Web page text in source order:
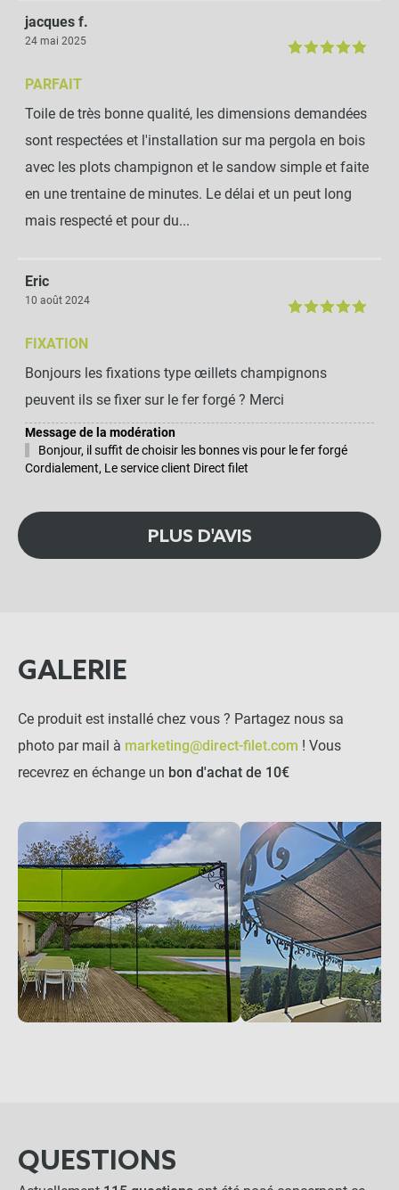
jacques f.
24 mai 2025
PARFAIT
Toile de très bonne qualité, les dimensions demandées
sont respectées et l'installation sur ma pergola en bois
avec les plots champignon et le sandow simple et faite
en une trentaine de minutes. Le délai et un peut long
mais respecté et pour du...
Eric
10 août 2024
FIXATION
Bonjours les fixations type œillets champignons
peuvent ils se fixer sur le fer forgé ? Merci
Message de la modération
Bonjour, il suffit de choisir les bonnes vis pour le fer forgé
Cordialement, Le service client Direct filet
PLUS D'AVIS
GALERIE
Ce produit est installé chez vous ? Partagez nous sa
photo par mail à marketing@direct-filet.com ! Vous
recevrez en échange un bon d'achat de 10€
QUESTIONS